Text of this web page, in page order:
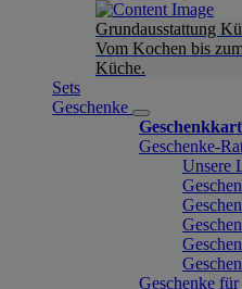
Grundausstattung
Vom Kochen bis
Küche.
Sets
Geschenke
Geschenke-
Unsere
Geschenke für